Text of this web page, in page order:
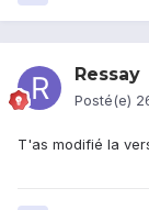
Ressay
Posté(e)
T'as modifié la